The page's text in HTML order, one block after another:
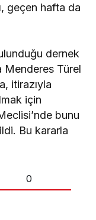
geçen hafta da
dernek
Menderes Türel
itirazıyla
için
bunu
Bu kararla
0